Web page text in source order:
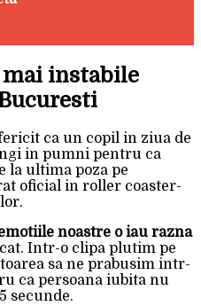
instabile
ca un copil in ziua de
in pumni pentru ca
la ultima poza pe
oficial in roller coaster-
noastre o iau razna
Intr-o clipa plutim pe
sa ne prabusim intr-
ca persoana iubita nu
secunde.